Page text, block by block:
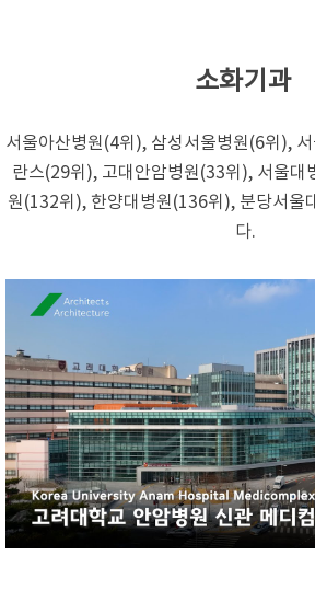
소화기과
서울아산병원(4위), 삼성서울병원(6위),
란스(29위), 고대안암병원(33위), 서울대
원(132위), 한양대병원(136위), 분당서울
다.